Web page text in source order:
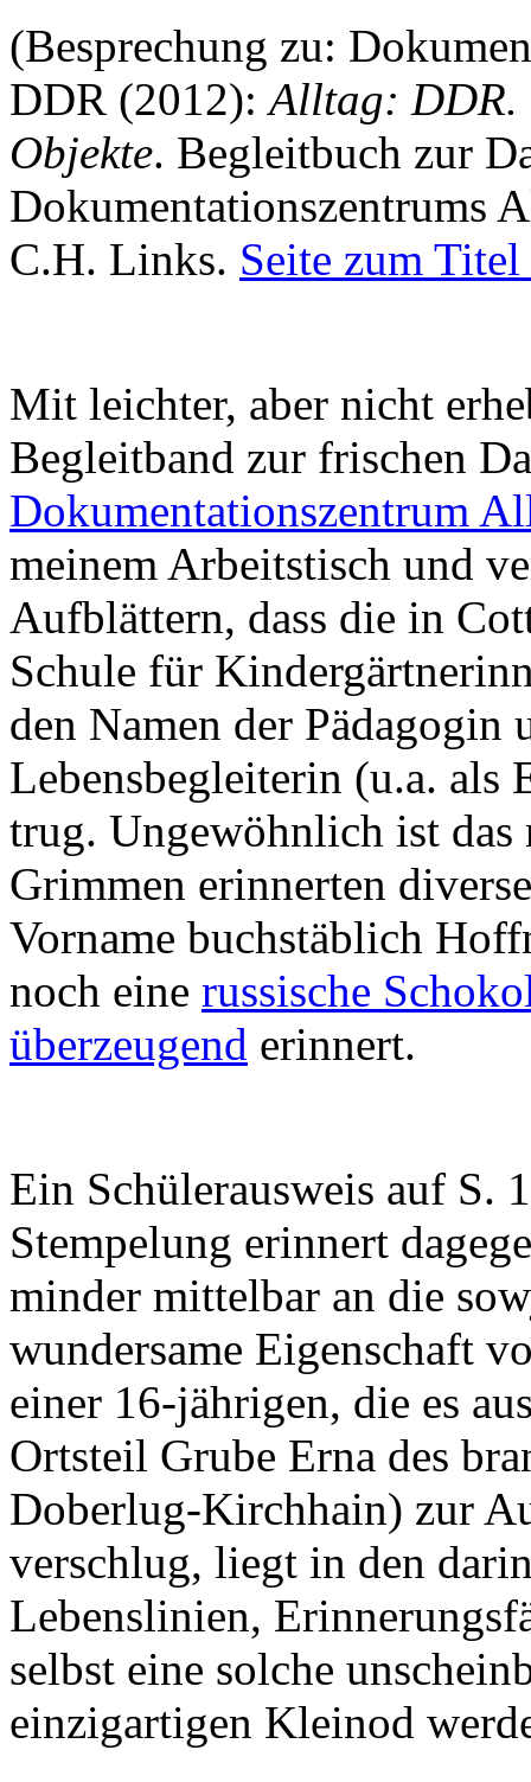
(Besprechung zu:
DDR (2012): Alltag: DDR.
Objekte. Begleitbuch zur
Dokumentationszentrums
C.H. Links. Seite zum
Mit leichter, aber nicht
Begleitband zur frischen
Dokumentationszentrum
meinem Arbeitstisch und
Aufblättern, dass die in
Schule für
den Namen der Pädagogin
Lebensbegleiterin (u.a. als
trug. Ungewöhnlich ist
Grimmen erinnerten
Vorname buchstäblich
noch eine russische
überzeugend erinnert.
Ein Schülerausweis auf S.
Stempelung erinnert
minder mittelbar an die
wundersame Eigenschaft
einer 16-jährigen, die es
Ortsteil Grube Erna des
Doberlug-Kirchhain) zur
verschlug, liegt in den
Lebenslinien,
selbst eine solche
einzigartigen Kleinod